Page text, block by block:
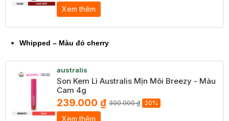
Xem thêm
Whipped – Màu đỏ cherry
australis
Son Kem Lì Australis Mịn Môi Breezy - Màu
Cam 4g
239.000 ₫ 300.000 ₫ 20%
Xem thêm